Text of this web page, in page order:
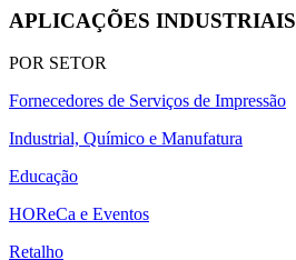
APLICAÇÕES INDUSTRIAIS
POR SETOR
Fornecedores de Serviços de Impressão
Industrial, Químico e Manufatura
Educação
HOReCa e Eventos
Retalho